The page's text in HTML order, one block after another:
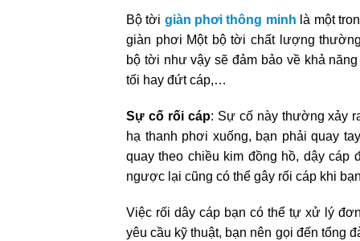
Bộ tời giàn phơi thông minh là một
giàn phơi Một bộ tời chất lượng
bộ tời như vậy sẽ đảm bảo về khả
tối hay đứt cáp,…
Sự cố rối cáp: Sự cố này thường xảy
hạ thanh phơi xuống, bạn phải quay
quay theo chiều kim đồng hồ, dậy
ngược lại cũng có thể gây rối cáp khi
Việc rối dây cáp bạn có thể tự xử lý
yêu cầu kỹ thuật, bạn nên gọi đến tổng